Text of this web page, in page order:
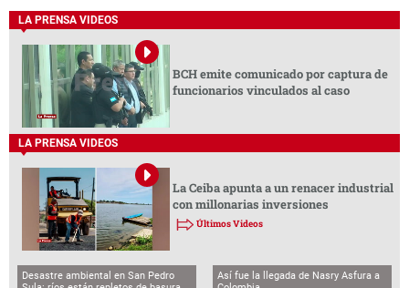
LA PRENSA VIDEOS
BCH emite comunicado por captura de
funcionarios vinculados al caso
LA PRENSA VIDEOS
La Ceiba apunta a un renacer industrial
con millonarias inversiones
Últimos Videos
Desastre ambiental en San Pedro
Así fue la llegada de Nasry Asfura a